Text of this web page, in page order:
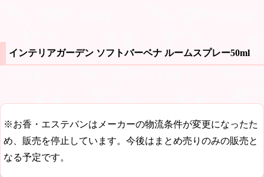
インテリアガーデン ソフトバーベナ ルームスプレー50ml
※お香・エステバンはメーカーの物流条件が変更になったた
め、販売を停止しています。今後はまとめ売りのみの販売と
なる予定です。